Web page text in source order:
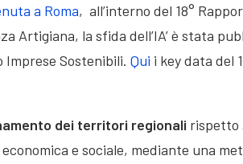
a Roma, all’interno del 18°
Artigiana, la sfida dell’IA’ è stata
Imprese Sostenibili. Qui i key data del
dei territori regionali rispetto
e sociale, mediante una